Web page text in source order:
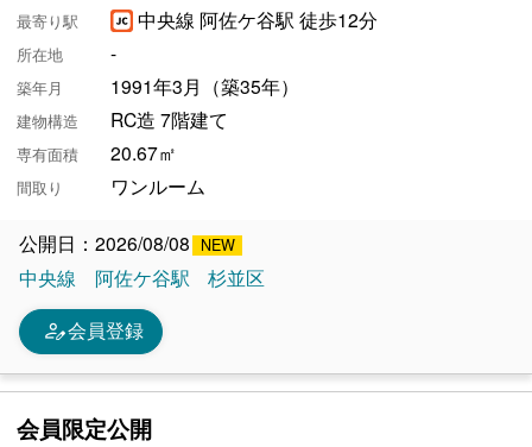
最寄り駅 中央線 阿佐ケ谷駅 徒歩12分
所在地 -
築年月 1991年3月（築35年）
建物構造 RC造 7階建て
専有面積 20.67㎡
間取り ワンルーム
公開日：2026/08/08
中央線
阿佐ケ谷駅 杉並区
person_edit会員登録
会員限定公開